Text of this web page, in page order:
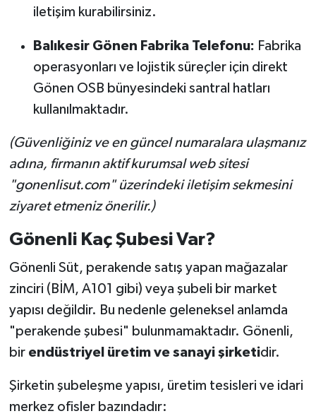
iletişim kurabilirsiniz.
Balıkesir Gönen Fabrika Telefonu: Fabrika
operasyonları ve lojistik süreçler için direkt
Gönen OSB bünyesindeki santral hatları
kullanılmaktadır.
(Güvenliğiniz ve en güncel numaralara ulaşmanız
adına, firmanın aktif kurumsal web sitesi
"gonenlisut.com" üzerindeki iletişim sekmesini
ziyaret etmeniz önerilir.)
Gönenli Kaç Şubesi Var?
Gönenli Süt, perakende satış yapan mağazalar
zinciri (BİM, A101 gibi) veya şubeli bir market
yapısı değildir. Bu nedenle geleneksel anlamda
"perakende şubesi" bulunmamaktadır. Gönenli,
bir endüstriyel üretim ve sanayi şirketidir.
Şirketin şubeleşme yapısı, üretim tesisleri ve idari
merkez ofisler bazındadır: